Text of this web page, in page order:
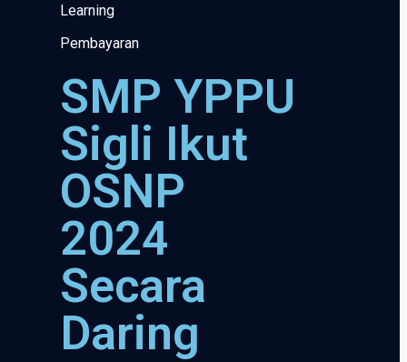
Learning
Pembayaran
SMP YPPU
Sigli Ikut
OSNP
2024
Secara
Daring